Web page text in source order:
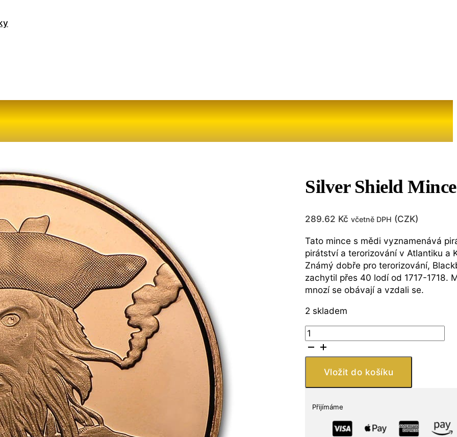
Silver Shield
289.62 Kč včetně DPH (CZK)
Tato mince s mědi vyznamenává
pirátství a terorizování v Atlantiku a
Známý dobře pro terorizování,
zachytil přes 40 lodí od 1717-1718.
mnozí se obávají a vzdali se.
2 skladem
Silver
Shield
Mince
Měděná
Vložit do košíku
Přijímáme